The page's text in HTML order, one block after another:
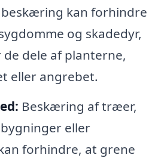
kan forhindre
og skadedyr,
dele af planterne,
eller angrebet.
Beskæring af træer,
eller
forhindre, at grene